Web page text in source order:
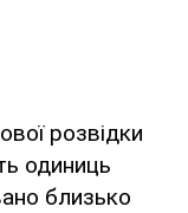
розвідки
одиниць
близько